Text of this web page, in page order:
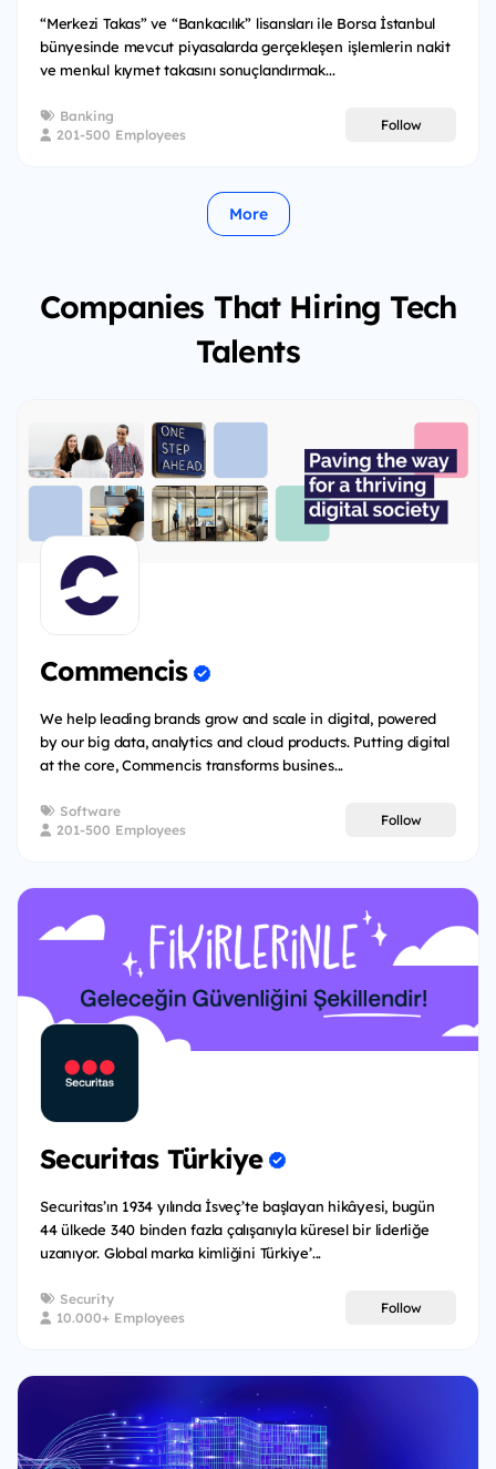
“Merkezi Takas” ve “Bankacılık” lisansları ile Borsa İstanbul
bünyesinde mevcut piyasalarda gerçekleşen işlemlerin nakit
ve menkul kıymet takasını sonuçlandırmak...
Banking
201-500 Employees
Follow
More
Companies That Hiring Tech
Talents
Commencis
We help leading brands grow and scale in digital, powered
by our big data, analytics and cloud products. Putting digital
at the core, Commencis transforms busines...
Software
201-500 Employees
Follow
Securitas Türkiye
Securitas’ın 1934 yılında İsveç’te başlayan hikâyesi, bugün
44 ülkede 340 binden fazla çalışanıyla küresel bir liderliğe
uzanıyor. Global marka kimliğini Türkiye’...
Security
10.000+ Employees
Follow